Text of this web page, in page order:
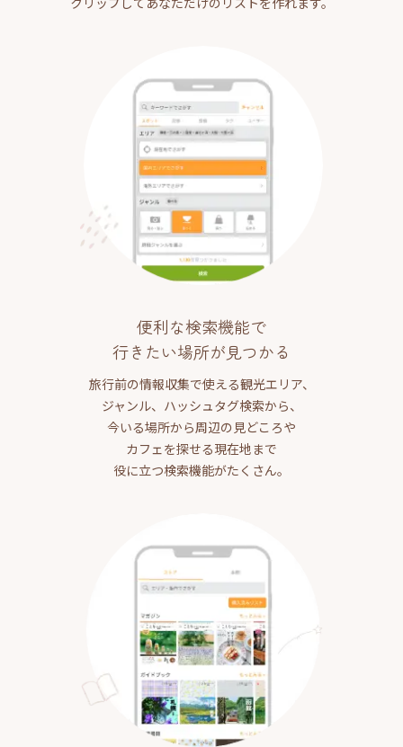
便利な検索機能で
行きたい場所が見つかる
旅行前の情報収集で使える観光エリア、
ジャンル、ハッシュタグ検索から、
今いる場所から周辺の見どころや
カフェを探せる現在地まで
役に立つ検索機能がたくさん。